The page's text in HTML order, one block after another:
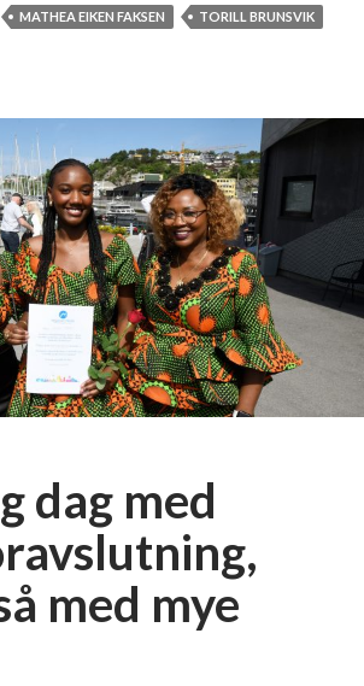
ø
k
o
l
e
n
MATHEA EIKEN FAKSEN
TORILL BRUNSVIK
dag med
med mye